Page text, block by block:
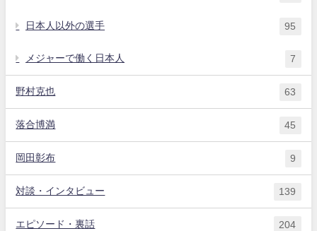
日本人以外の選手 95
メジャーで働く日本人 7
野村克也 63
落合博満 45
岡田彰布 9
対談・インタビュー 139
エピソード・裏話 204